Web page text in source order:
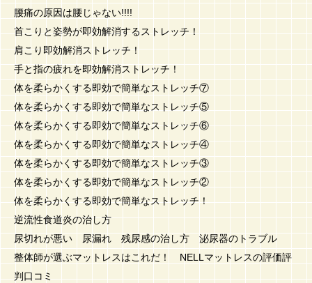
腰痛の原因は腰じゃない!!!!
首こりと姿勢が即効解消するストレッチ！
肩こり即効解消ストレッチ！
手と指の疲れを即効解消ストレッチ！
体を柔らかくする即効で簡単なストレッチ⑦
体を柔らかくする即効で簡単なストレッチ⑤
体を柔らかくする即効で簡単なストレッチ⑥
体を柔らかくする即効で簡単なストレッチ④
体を柔らかくする即効で簡単なストレッチ③
体を柔らかくする即効で簡単なストレッチ②
体を柔らかくする即効で簡単なストレッチ！
逆流性食道炎の治し方
尿切れが悪い 尿漏れ 残尿感の治し方 泌尿器のトラブル
整体師が選ぶマットレスはこれだ！ NELLマットレスの評価評
判口コミ